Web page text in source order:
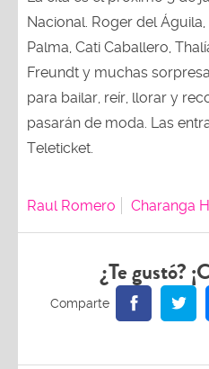
Nacional. Roger del
Palma, Cati Caballero,
Freundt y muchas
para bailar, reír, llorar y
pasarán de moda. Las
Teleticket.
Raul Romero Charanga
¿Te gustó?